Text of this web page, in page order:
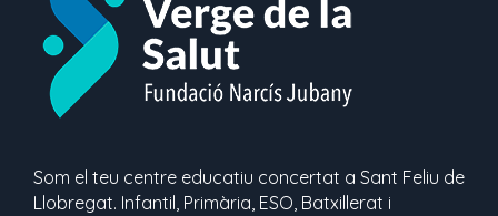
Som el teu centre educatiu concertat a Sant Feliu de
Llobregat. Infantil, Primària, ESO, Batxillerat i